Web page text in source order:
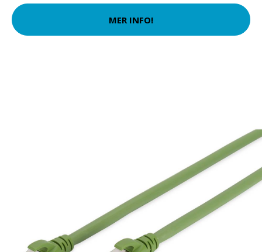
MER INFO!